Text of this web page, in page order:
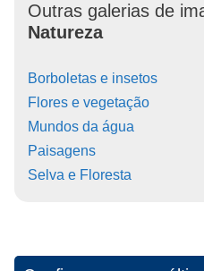
Outras galerias de
Natureza
Borboletas e insetos
Flores e vegetação
Mundos da água
Paisagens
Selva e Floresta